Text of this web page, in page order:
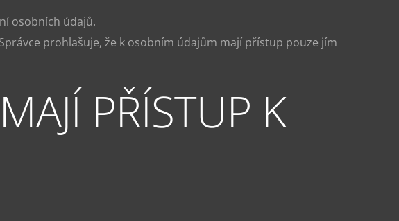
osobních údajů.
prohlašuje, že k osobním údajům mají přístup pouze jím
PŘÍSTUP K